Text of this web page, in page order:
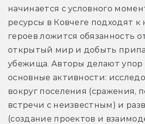
начинается с условного
ресурсы в Ковчеге подходят к
героев ложится обязанность
открытый мир и добыть
убежища. Авторы делают упор
основные активности:
вокруг поселения (сражения,
встречи с неизвестным) и
(создание проектов и